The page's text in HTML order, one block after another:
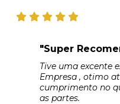
"Super
Tive uma excente
Empresa , otimo
cumprimento no
as partes.